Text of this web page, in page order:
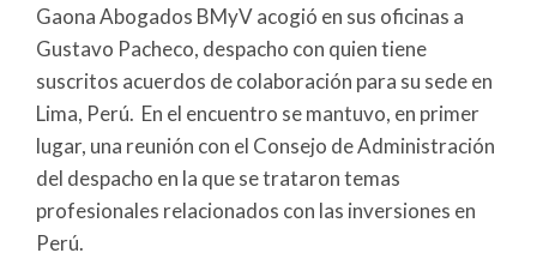
Gaona Abogados BMyV acogió en sus oficinas a
Gustavo Pacheco, despacho con quien tiene
suscritos acuerdos de colaboración para su sede en
Lima, Perú. En el encuentro se mantuvo, en primer
lugar, una reunión con el Consejo de Administración
del despacho en la que se trataron temas
profesionales relacionados con las inversiones en
Perú.